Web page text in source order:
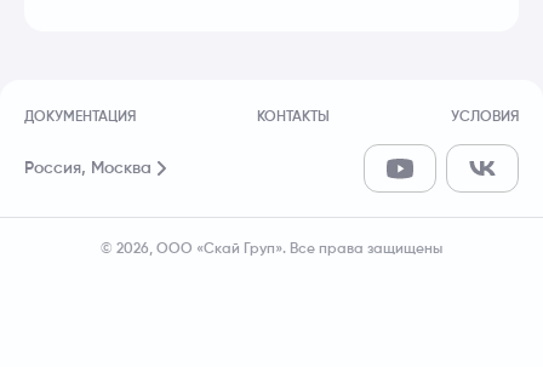
© 2026, ООО «Скай Груп». Все права защищены
ДОКУМЕНТАЦИЯ КОНТАКТЫ УСЛОВИЯ
Россия, Москва